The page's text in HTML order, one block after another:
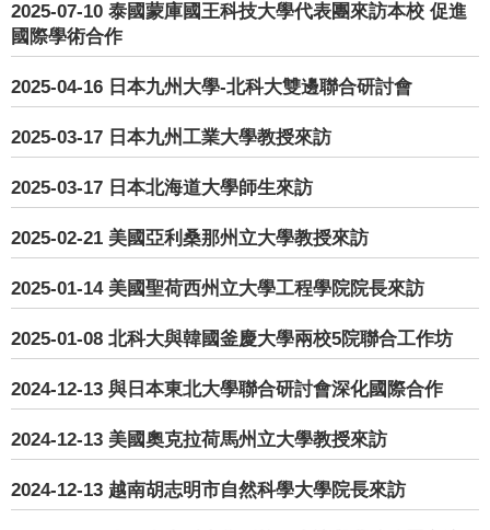
2025-07-10 泰國蒙庫國王科技大學代表團來訪本校 促進
國際學術合作
2025-04-16 日本九州大學-北科大雙邊聯合研討會
2025-03-17 日本九州工業大學教授來訪
2025-03-17 日本北海道大學師生來訪
2025-02-21 美國亞利桑那州立大學教授來訪
2025-01-14 美國聖荷西州立大學工程學院院長來訪
2025-01-08 北科大與韓國釜慶大學兩校5院聯合工作坊
2024-12-13 與日本東北大學聯合研討會深化國際合作
2024-12-13 美國奧克拉荷馬州立大學教授來訪
2024-12-13 越南胡志明市自然科學大學院長來訪